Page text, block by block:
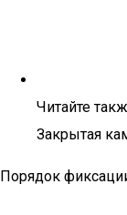
Читайте
Закрытая
Порядок